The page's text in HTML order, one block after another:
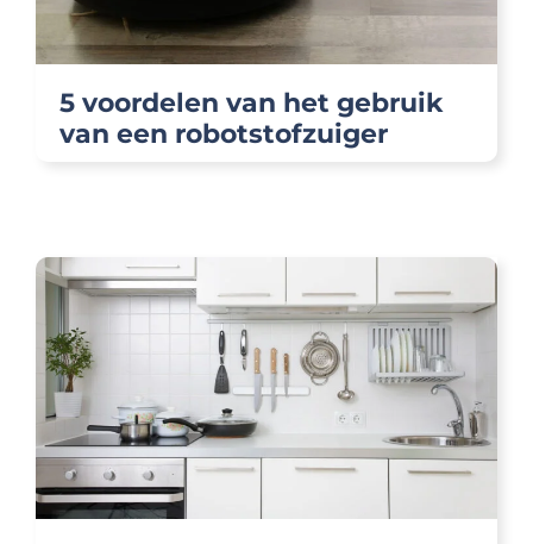
5 voordelen van het gebruik
van een robotstofzuiger